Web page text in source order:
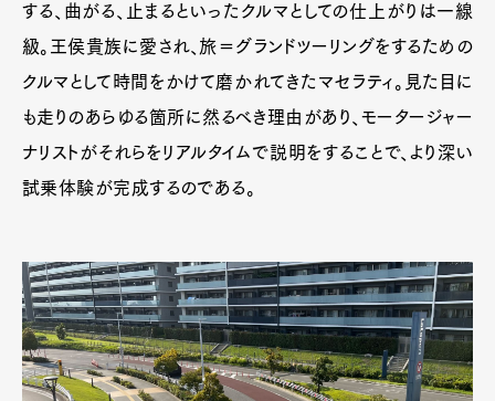
する、曲がる、止まるといったクルマとしての仕上がりは一線
級。王侯貴族に愛され、旅＝グランドツーリングをするための
クルマとして時間をかけて磨かれてきたマセラティ。見た目に
も走りのあらゆる箇所に然るべき理由があり、モータージャー
ナリストがそれらをリアルタイムで説明をすることで、より深い
試乗体験が完成するのである。